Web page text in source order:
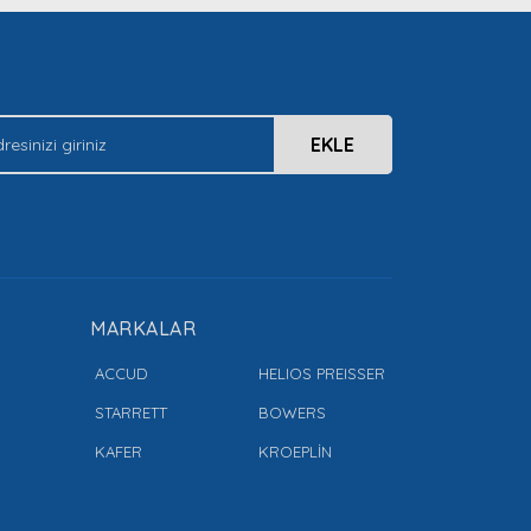
EKLE
MARKALAR
ACCUD
STARRETT
KAFER
HELIOS PREISSER
BOWERS
KROEPLİN